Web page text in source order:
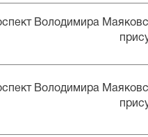
Володимира
Володимира